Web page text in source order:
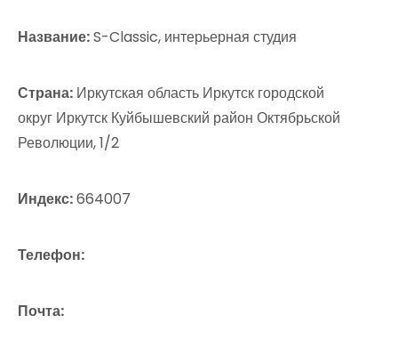
Название:S-Classic, интерьерная студия
Страна: Иркутская область Иркутск городской
округ Иркутск Куйбышевский район Октябрьской
Революции, 1/2
Индекс:664007
Телефон:
Почта: